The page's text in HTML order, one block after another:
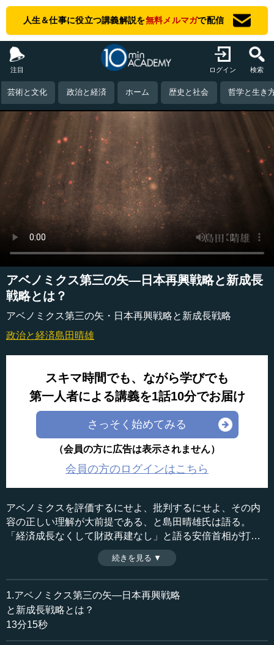
人生＆仕事に役立つ講義解説を無料メルマガで配信
注目 ログイン 検索
芸術と文化 政治と経済 ホーム 歴史と社会 哲学と生き
アベノミクス第三の矢―日本再興戦略と新成長
戦略とは？
アベノミクス第三の矢・日本再興戦略と新成長戦略
政治と経済島田晴雄
スキマ時間でも、ながら学びでも
第一人者による講義を1話10分でお届け
さっそく始めてみる
（会員の方に広告は表示されません）
会員の方のログインはこちら
アベノミクスを評価するにせよ、批判するにせよ、その内
容の正しい理解が大前提である、と島田晴雄氏は語る。
「経済成長なくして財政再建なし」と語る安倍首相が打ち
出す成長戦略とは？ 第一、第二の矢に続くアベノミク
ス・第三の矢の徹底解説。（２０１５年１月２６日開催島
田塾第１２０回勉強会島田晴雄会長講演「年頭所感 アベ
ノミクス ２年間の経験とこれからの日本経済」より、全
１０話中第２話目）
収録日：2015年1月27日
追加日：2015年2月13日
カテゴリー：
政治
政策
続きを見る ▼
1.アベノミクス第三の矢―日本再興戦略
と新成長戦略とは？
13分15秒